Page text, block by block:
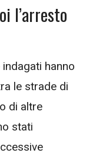
l’arresto
hanno
le strade di
di altre
stati